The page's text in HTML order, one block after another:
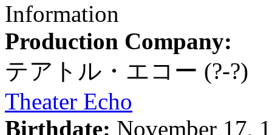
Information
Production Company:
テアトル・エコー (?-?)
Theater Echo
Birthdate: November 17,